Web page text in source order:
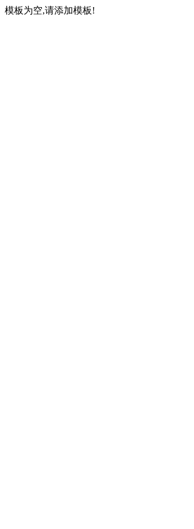
模板为空,请添加模板!